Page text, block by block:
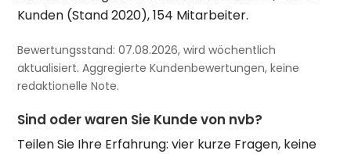
Kunden (Stand 2020), 154 Mitarbeiter.
Bewertungsstand: 07.08.2026, wird wöchentlich
aktualisiert. Aggregierte Kundenbewertungen, keine
redaktionelle Note.
Sind oder waren Sie Kunde von nvb?
Teilen Sie Ihre Erfahrung: vier kurze Fragen, keine